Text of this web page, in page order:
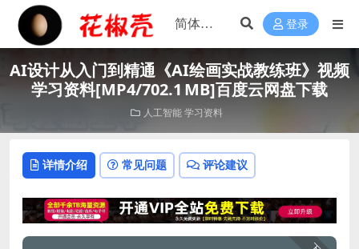
登录
AI设计从入门到精通《AI绘画实战教练班》视频
学习资料[MP4/702.1 MB]百度云网盘下载
人工智能 学习资料
详情介绍 常见问题 评论建议